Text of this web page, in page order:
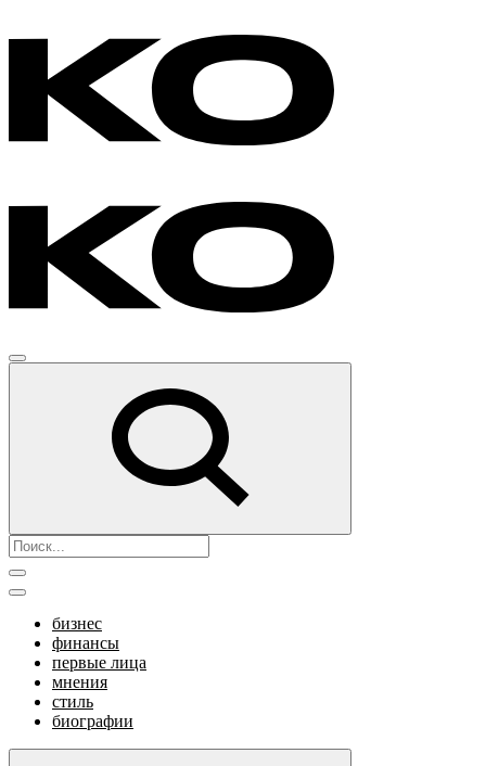
бизнес
финансы
первые лица
мнения
стиль
биографии